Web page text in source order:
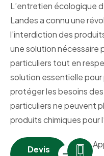
L’entretien écologique
Landes a connu une
l’interdiction des
une solution nécessaire
particuliers tout en
solution essentielle
protéger les besoins
particuliers ne peuvent
produits chimiques pour
Devis